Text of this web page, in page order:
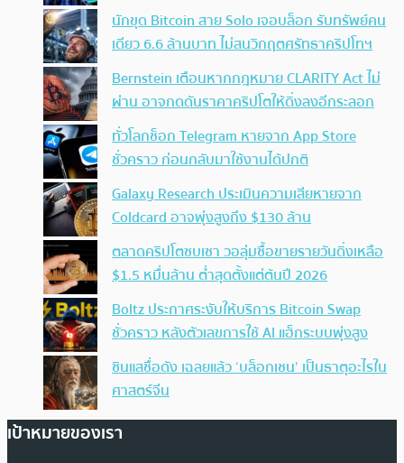
นักขุด Bitcoin สาย Solo เจอบล็อก รับทรัพย์คน
เดียว 6.6 ล้านบาท ไม่สนวิกฤตศรัทธาคริปโทฯ
Bernstein เตือนหากกฎหมาย CLARITY Act ไม่
ผ่าน อาจกดดันราคาคริปโตให้ดิ่งลงอีกระลอก
ทั่วโลกช็อก Telegram หายจาก App Store
ชั่วคราว ก่อนกลับมาใช้งานได้ปกติ
Galaxy Research ประเมินความเสียหายจาก
Coldcard อาจพุ่งสูงถึง $130 ล้าน
ตลาดคริปโตซบเซา วอลุ่มซื้อขายรายวันดิ่งเหลือ
$1.5 หมื่นล้าน ต่ำสุดตั้งแต่ต้นปี 2026
Boltz ประกาศระงับให้บริการ Bitcoin Swap
ชั่วคราว หลังตัวเลขการใช้ AI แฮ็กระบบพุ่งสูง
ซินแสชื่อดัง เฉลยแล้ว ‘บล็อกเชน’ เป็นธาตุอะไรใน
ศาสตร์จีน
เป้าหมายของเรา